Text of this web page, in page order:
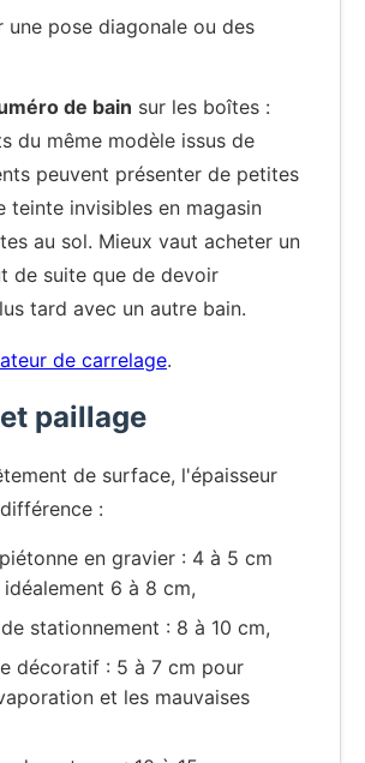
une pose diagonale ou des
de bain sur les boîtes :
du même modèle issus de
peuvent présenter de petites
teinte invisibles en magasin
au sol. Mieux vaut acheter un
de suite que de devoir
tard avec un autre bain.
de carrelage.
paillage
de surface, l'épaisseur
:
en gravier : 4 à 5 cm
idéalement 6 à 8 cm,
stationnement : 8 à 10 cm,
décoratif : 5 à 7 cm pour
et les mauvaises